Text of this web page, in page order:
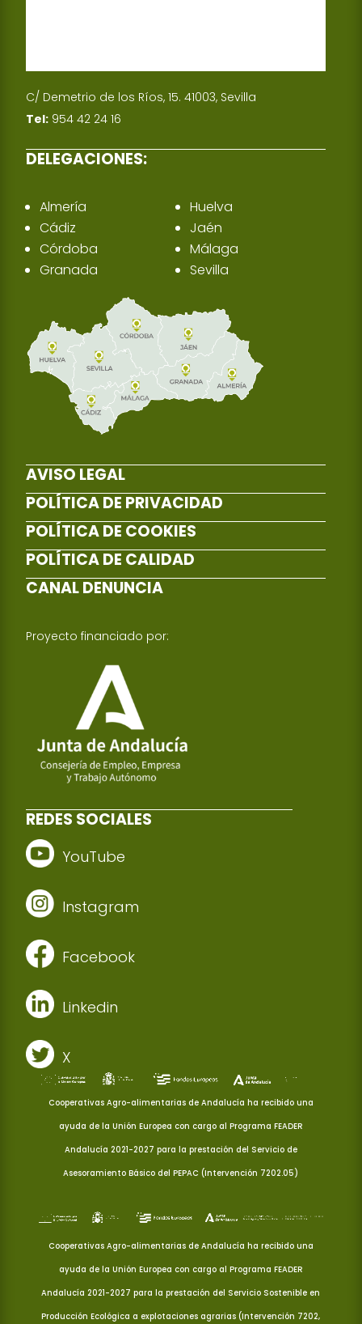
C/ Demetrio de los Ríos, 15. 41003, Sevilla
Tel: 954 42 24 16
DELEGACIONES:
Almería
Cádiz
Córdoba
Granada
Huelva
Jaén
Málaga
Sevilla
AVISO LEGAL
POLÍTICA DE PRIVACIDAD
POLÍTICA DE COOKIES
POLÍTICA DE CALIDAD
CANAL DENUNCIA
Proyecto financiado por:
REDES SOCIALES
YouTube
Instagram
Facebook
Linkedin
X
Cooperativas Agro-alimentarias de Andalucía ha recibido una
ayuda de la Unión Europea con cargo al Programa FEADER
Andalucía 2021-2027 para la prestación del Servicio de
Asesoramiento Básico del PEPAC (Intervención 7202.05)
Cooperativas Agro-alimentarias de Andalucía ha recibido una
ayuda de la Unión Europea con cargo al Programa FEADER
Andalucía 2021-2027 para la prestación del Servicio Sostenible en
Producción Ecológica a explotaciones agrarias (Intervención 7202,